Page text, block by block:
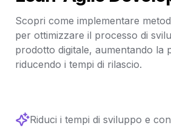
Scopri come implementare
per ottimizzare il processo di
prodotto digitale, aumentando la
riducendo i tempi di rilascio.
Riduci i tempi di sviluppo e